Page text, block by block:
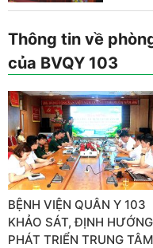
Thông tin về
của BVQY 103
BỆNH VIỆN QUÂN Y 103
KHẢO SÁT, ĐỊNH HƯỚNG
PHÁT TRIỂN TRUNG TÂM